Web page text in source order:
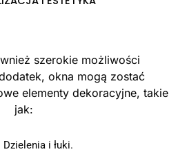
szerokie możliwości
okna mogą zostać
elementy dekoracyjne, takie
jak:
Dzielenia i łuki.